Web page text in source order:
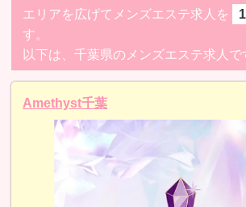
エリアを広げてメンズエステ求人を
す。
以下は、千葉県のメンズエステ求人で
Amethyst千葉